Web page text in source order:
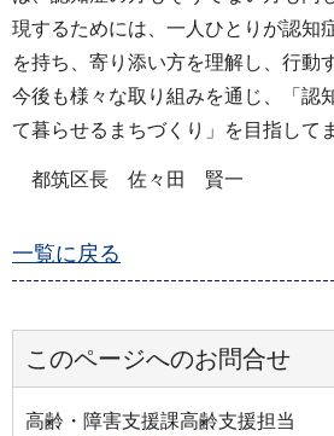
現するためには、一人ひとりが認知
を持ち、寄り添い方を理解し、行動
今後も様々な取り組みを通じ、「認
て暮らせるまちづくり」を目指して
都筑区長 佐々田 賢一
一覧に戻る
このページへのお問合せ
高齢・障害支援課高齢支援担当